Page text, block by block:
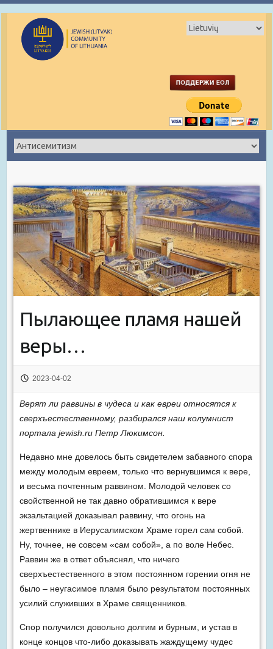
Пылающее пламя нашей
веры…
2023-04-02
Верят ли раввины в чудеса и как евреи относятся к
сверхъестественному, разбирался наш колумнист
портала jewish.ru Петр Люкимсон.
Недавно мне довелось быть свидетелем забавного спора
между молодым евреем, только что вернувшимся к вере,
и весьма почтенным раввином. Молодой человек со
свойственной не так давно обратившимся к вере
экзальтацией доказывал раввину, что огонь на
жертвеннике в Иерусалимском Храме горел сам собой.
Ну, точнее, не совсем «сам собой», а по воле Небес.
Раввин же в ответ объяснял, что ничего
сверхъестественного в этом постоянном горении огня не
было – неугасимое пламя было результатом постоянных
усилий служивших в Храме священников.
Спор получился довольно долгим и бурным, и устав в
конце концов что-либо доказывать жаждущему чудес